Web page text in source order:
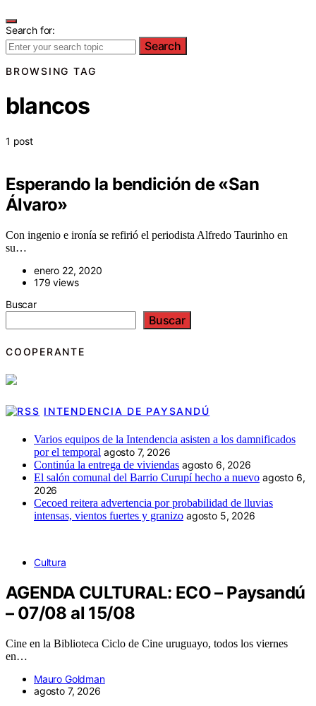
Search for:
Search
BROWSING TAG
blancos
1 post
Esperando la bendición de «San
Álvaro»
Con ingenio e ironía se refirió el periodista Alfredo Taurinho en
su…
enero 22, 2020
179 views
Buscar
Buscar
COOPERANTE
INTENDENCIA DE PAYSANDÚ
Varios equipos de la Intendencia asisten a los damnificados
por el temporal agosto 7, 2026
Continúa la entrega de viviendas agosto 6, 2026
El salón comunal del Barrio Curupí hecho a nuevo agosto 6,
2026
Cecoed reitera advertencia por probabilidad de lluvias
intensas, vientos fuertes y granizo agosto 5, 2026
Cultura
AGENDA CULTURAL: ECO – Paysandú
– 07/08 al 15/08
Cine en la Biblioteca Ciclo de Cine uruguayo, todos los viernes
en…
Mauro Goldman
agosto 7, 2026